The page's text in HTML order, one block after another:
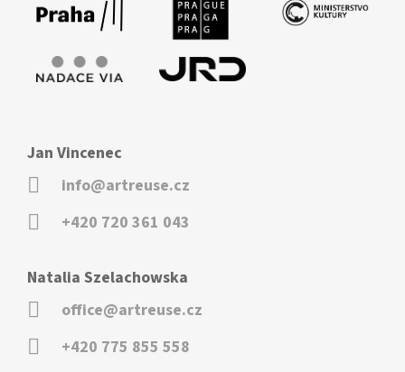
Jan Vincenec
info@artreuse.cz
+420 720 361 043
Natalia Szelachowska
office@artreuse.cz
+420 775 855 558